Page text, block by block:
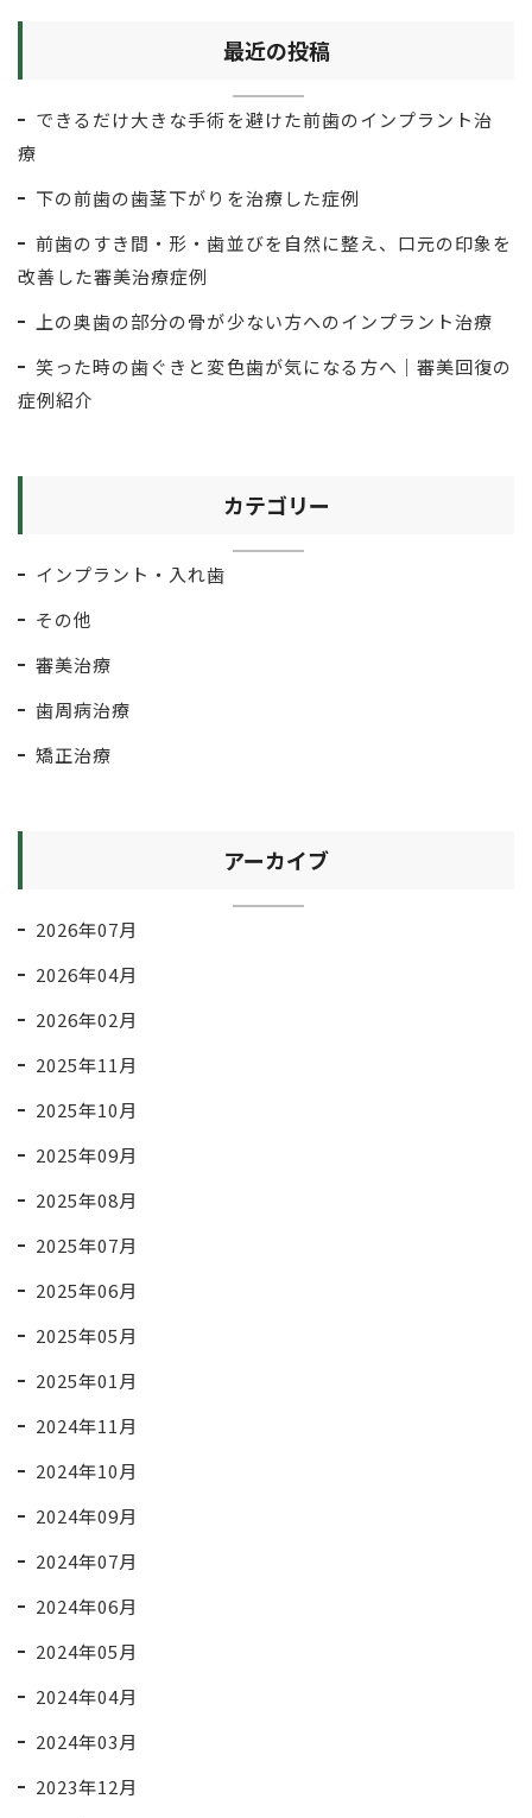
最近の投稿
できるだけ大きな手術を避けた前歯のインプラント治
療
下の前歯の歯茎下がりを治療した症例
前歯のすき間・形・歯並びを自然に整え、口元の印象を
改善した審美治療症例
上の奥歯の部分の骨が少ない方へのインプラント治療
笑った時の歯ぐきと変色歯が気になる方へ｜審美回復の
症例紹介
カテゴリー
インプラント・入れ歯
その他
審美治療
歯周病治療
矯正治療
アーカイブ
2026年07月
2026年04月
2026年02月
2025年11月
2025年10月
2025年09月
2025年08月
2025年07月
2025年06月
2025年05月
2025年01月
2024年11月
2024年10月
2024年09月
2024年07月
2024年06月
2024年05月
2024年04月
2024年03月
2023年12月